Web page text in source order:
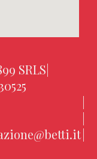
SRLS|
|
|
|